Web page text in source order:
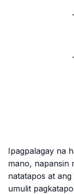
Ipagpalagay na
mano, napansin
natatapos at
umulit